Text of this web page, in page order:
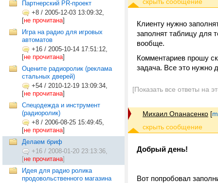
Партнерский PR-проект
+8 / 2005-12-03 13:09:32,
[не прочитана]
Игра на радио для игровых
автоматов
+16 / 2005-10-14 17:51:12,
[не прочитана]
Оцените радиоролик (реклама
стальных дверей)
+54 / 2010-12-19 13:09:34,
[не прочитана]
Спецодежда и инструмент
(радиоролик)
+8 / 2006-08-25 15:49:45,
[не прочитана]
Делаем бриф
+16 / 2008-01-20 23:13:36,
[не прочитана]
Идея для радио ролика
продовольственного магазина
Клиенту нужно
заполнят таблицу для
вообще.
Комментариев прошу
задача. Все это нужно
[Показать все ответы на
Михаил Опанасенко [
Добрый день!
Вот попробовал